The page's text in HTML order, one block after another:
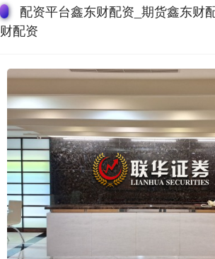
配资平台鑫东财配资_期货鑫东财
财配资